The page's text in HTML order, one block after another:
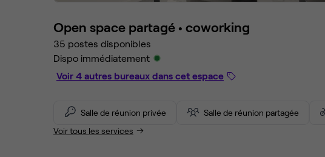
Open space partagé • coworking
35 postes disponibles
Dispo immédiatement
Voir 4 autres bureaux dans cet espace
Salle de réunion privée Salle de réunion partagée
Voir tous les services